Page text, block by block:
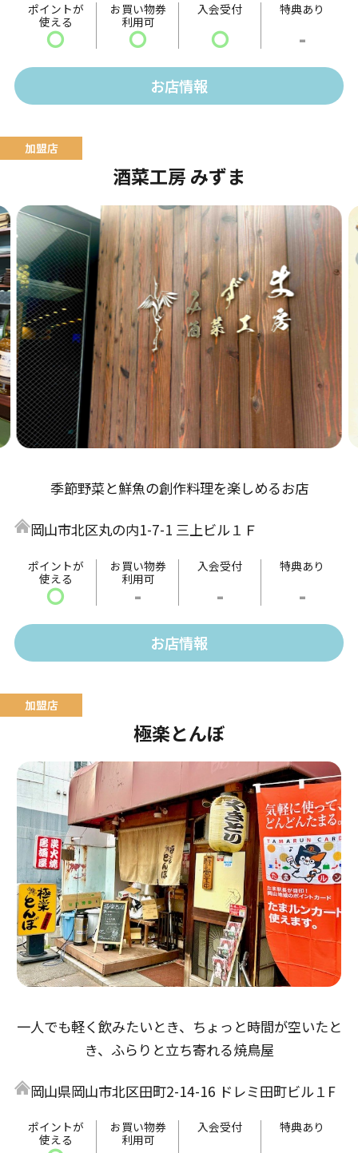
ポイントが
使える
〇
お買い物券
利用可
〇
入会受付
〇
特典あり
-
お店情報
酒菜工房 みずま
季節野菜と鮮魚の創作料理を楽しめるお店
岡山市北区丸の内1-7-1 三上ビル１Ｆ
ポイントが
使える
〇
お買い物券
利用可
-
入会受付
-
特典あり
-
お店情報
極楽とんぼ
一人でも軽く飲みたいとき、ちょっと時間が空いたと
き、ふらりと立ち寄れる焼鳥屋
岡山県岡山市北区田町2-14-16 ドレミ田町ビル１F
ポイントが
使える
お買い物券
利用可
入会受付 特典あり